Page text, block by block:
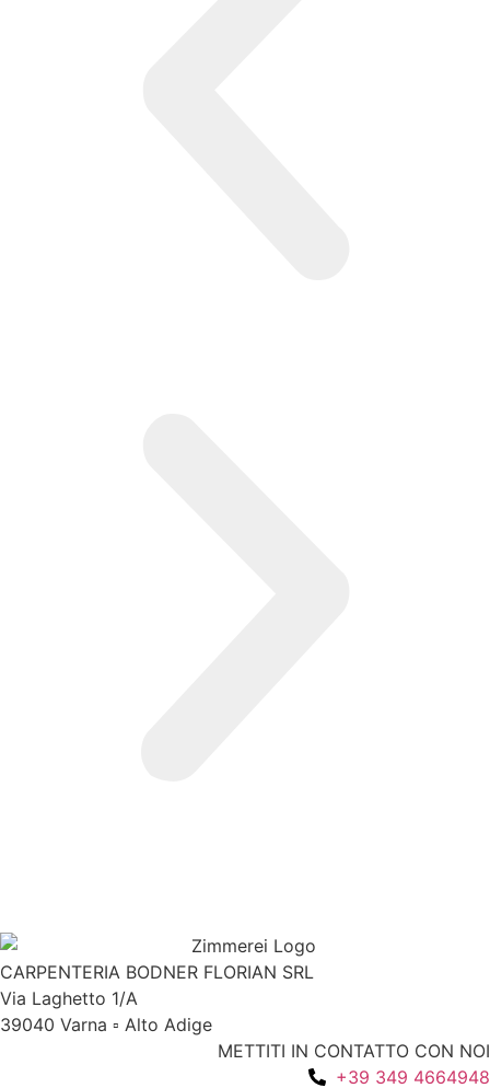
CARPENTERIA BODNER FLORIAN SRL
Via Laghetto 1/A
39040 Varna ▫ Alto Adige
METTITI IN CONTATTO CON NOI
+39 349 4664948